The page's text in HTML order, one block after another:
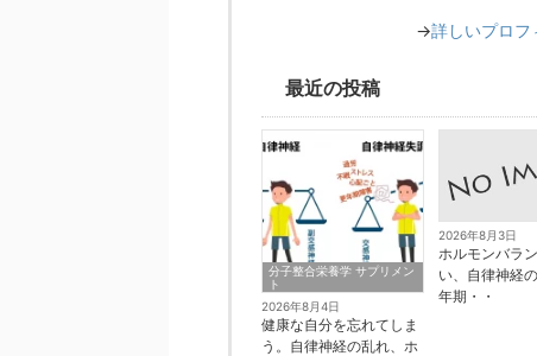
→詳しいプロフ
最近の投稿
分子整合栄養学 サプリメン
ト
2026年8月4日
健康な自分を忘れてしま
う。自律神経の乱れ、ホ
2026年8月3日
ホルモンバラ
い、自律神経
年期・・